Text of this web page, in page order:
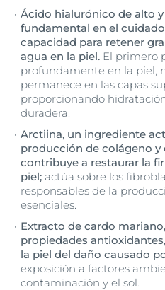
Ácido hialurónico de alto
fundamental en el
capacidad para retener
agua en la piel. El primero
profundamente en la piel,
permanece en las capas
proporcionando
duradera.
Arctiina, un ingrediente
producción de colágeno y
contribuye a restaurar la
piel; actúa sobre los
responsables de la
esenciales.
Extracto de cardo
propiedades
la piel del daño causado
exposición a factores
contaminación y el sol.